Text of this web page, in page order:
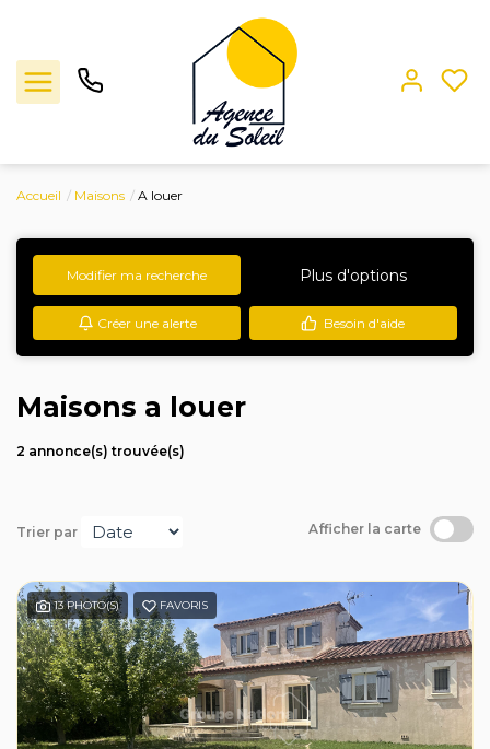
Locations
Estimation
L'agence
Contact
Accueil Maisons A louer
Modifier ma recherche Plus d'options
Créer une alerte Besoin d'aide
Maisons a louer
2 annonce(s) trouvée(s)
Trier par Afficher la carte
13 PHOTO(S) FAVORIS